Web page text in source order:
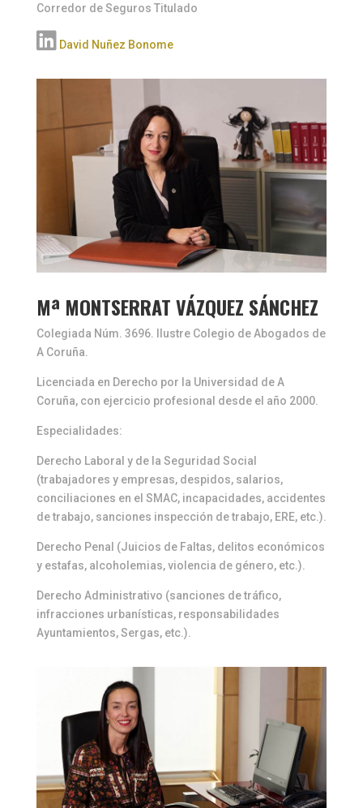
Corredor de Seguros Titulado
David Nuñez Bonome
Mª MONTSERRAT VÁZQUEZ SÁNCHEZ
Colegiada Núm. 3696. Ilustre Colegio de Abogados de
A Coruña.
Licenciada en Derecho por la Universidad de A
Coruña, con ejercicio profesional desde el año 2000.
Especialidades:
Derecho Laboral y de la Seguridad Social
(trabajadores y empresas, despidos, salarios,
conciliaciones en el SMAC, incapacidades, accidentes
de trabajo, sanciones inspección de trabajo, ERE, etc.).
Derecho Penal (Juicios de Faltas, delitos económicos
y estafas, alcoholemias, violencia de género, etc.).
Derecho Administrativo (sanciones de tráfico,
infracciones urbanísticas, responsabilidades
Ayuntamientos, Sergas, etc.).